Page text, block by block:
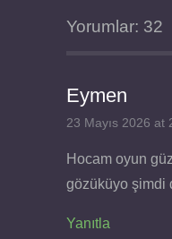
Yorumlar: 32
Eymen
23 Mayıs 2026 at
Hocam oyun
gözüküyo şimdi
Yanıtla